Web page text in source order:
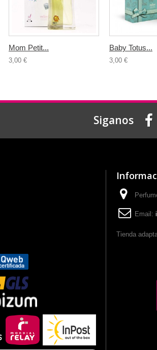
Mom Petit...
3,00 €
Baby Totus...
3,00 €
Siganos
Email:
Tienda